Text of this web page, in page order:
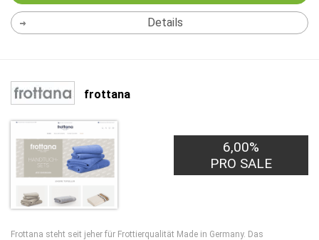
Details
frottana
6,00%
PRO SALE
Frottana steht seit jeher für Frottierqualität Made in Germany. Das